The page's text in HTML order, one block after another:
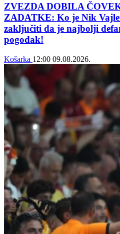
ZVEZDA DOBILA
ZADATKE: Ko je Nik
zaključiti da je najbolji
pogodak!
Košarka 12:00 09.08.2026.